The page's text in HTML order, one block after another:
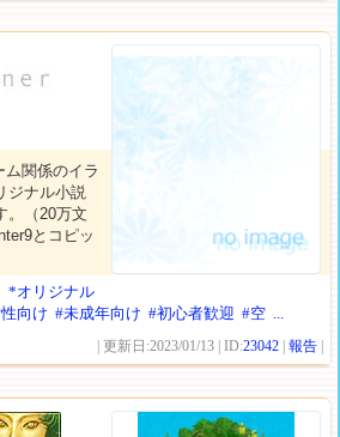
ム関係のイラ
ジナル小説
。（20万文
とコピッ
*オリジナル
向け #未成年向け #初心者歓迎 #空 ...
| 更新日:2023/01/13 | ID:23042 |報告